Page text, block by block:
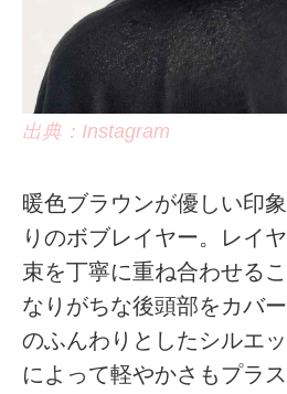
出典：Instagram
暖色ブラウンが優しい印
りのボブレイヤー。レイ
束を丁寧に重ね合わせる
なりがちな後頭部をカバ
のふんわりとしたシルエ
によって軽やかさもプラ